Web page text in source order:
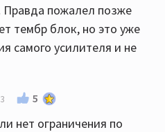
Правда пожалел позже
тембр блок, но это уже
самого усилителя и не
5
нет ограничения по